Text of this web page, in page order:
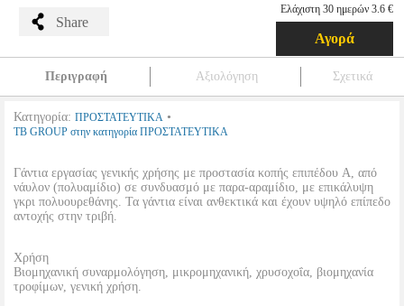
Share
Ελάχιστη 30 ημερών 3.6 €
Αγορά
Περιγραφή Αξιολόγηση Σχετικά
Κατηγορία: ΠΡΟΣΤΑΤΕΥΤΙΚΑ •
TB GROUP στην κατηγορία ΠΡΟΣΤΑΤΕΥΤΙΚΑ
Γάντια εργασίας γενικής χρήσης με προστασία κοπής επιπέδου A, από
νάυλον (πολυαμίδιο) σε συνδυασμό με παρα-αραμίδιο, με επικάλυψη
γκρι πολυουρεθάνης. Τα γάντια είναι ανθεκτικά και έχουν υψηλό επίπεδο
αντοχής στην τριβή.
Χρήση
Βιομηχανική συναρμολόγηση, μικρομηχανική, χρυσοχοΐα, βιομηχανία
τροφίμων, γενική χρήση.